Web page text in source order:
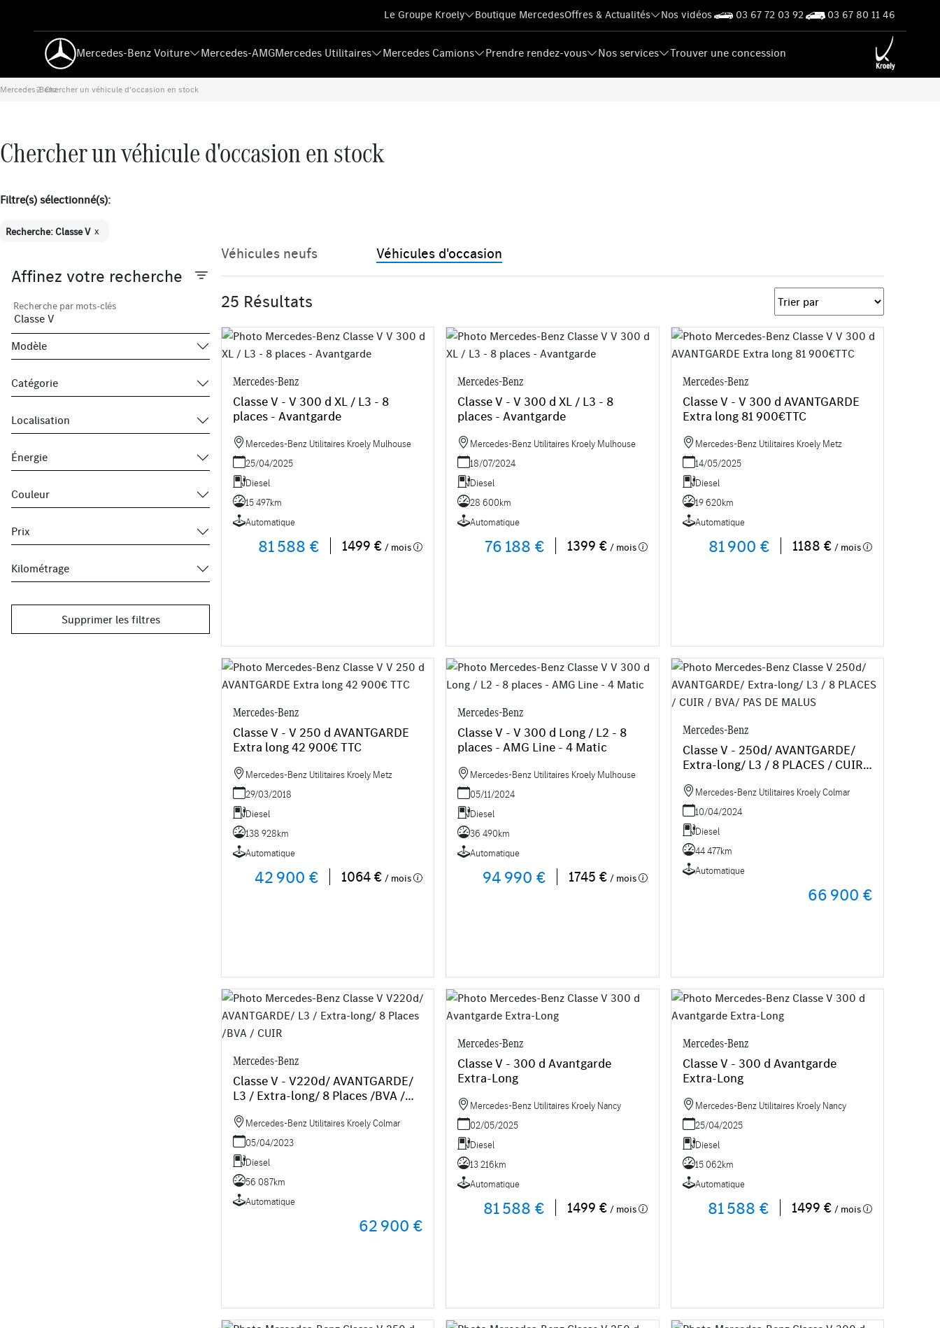
Le Groupe Kroely Boutique MercedesOffres & Actualités Nos vidéos 03 67 72 03 92 03 67 80 11 46
Mercedes-Benz Voiture Mercedes-AMGMercedes Utilitaires Mercedes Camions Prendre rendez-vous Nos services Trouver une concession
Mercedes-Benz
›
Chercher un véhicule d'occasion en stock
Chercher un véhicule d'occasion en stock
Filtre(s) sélectionné(s):
Recherche: Classe V x
Affinez votre recherche
Recherche par mots-clés
Modèle
Catégorie
Localisation
Énergie
Couleur
Prix
Kilométrage
Supprimer les filtres
Véhicules neufs Véhicules d'occasion
25 Résultats
Mercedes-Benz
Classe V - V 300 d XL / L3 - 8
places - Avantgarde
Mercedes-Benz Utilitaires Kroely Mulhouse
25/04/2025
Diesel
15 497km
Automatique
81 588 € 1499 € / mois
Mercedes-Benz
Classe V - V 300 d XL / L3 - 8
places - Avantgarde
Mercedes-Benz Utilitaires Kroely Mulhouse
18/07/2024
Diesel
28 600km
Automatique
76 188 € 1399 € / mois
Mercedes-Benz
Classe V - V 300 d AVANTGARDE
Extra long 81 900€TTC
Mercedes-Benz Utilitaires Kroely Metz
14/05/2025
Diesel
19 620km
Automatique
81 900 € 1188 € / mois
Mercedes-Benz
Classe V - V 250 d AVANTGARDE
Extra long 42 900€ TTC
Mercedes-Benz Utilitaires Kroely Metz
29/03/2018
Diesel
138 928km
Automatique
42 900 € 1064 € / mois
Mercedes-Benz
Classe V - V 300 d Long / L2 - 8
places - AMG Line - 4 Matic
Mercedes-Benz Utilitaires Kroely Mulhouse
05/11/2024
Diesel
36 490km
Automatique
94 990 € 1745 € / mois
Mercedes-Benz
Classe V - 250d/ AVANTGARDE/
Extra-long/ L3 / 8 PLACES / CUIR /
Mercedes-Benz Utilitaires Kroely Colmar
10/04/2024
Diesel
44 477km
Automatique
66 900 €
Mercedes-Benz
Classe V - V220d/ AVANTGARDE/
L3 / Extra-long/ 8 Places /BVA /
Mercedes-Benz Utilitaires Kroely Colmar
05/04/2023
Diesel
56 087km
Automatique
62 900 €
Mercedes-Benz
Classe V - 300 d Avantgarde
Extra-Long
Mercedes-Benz Utilitaires Kroely Nancy
02/05/2025
Diesel
13 216km
Automatique
81 588 € 1499 € / mois
Mercedes-Benz
Classe V - 300 d Avantgarde
Extra-Long
Mercedes-Benz Utilitaires Kroely Nancy
25/04/2025
Diesel
15 062km
Automatique
81 588 € 1499 € / mois